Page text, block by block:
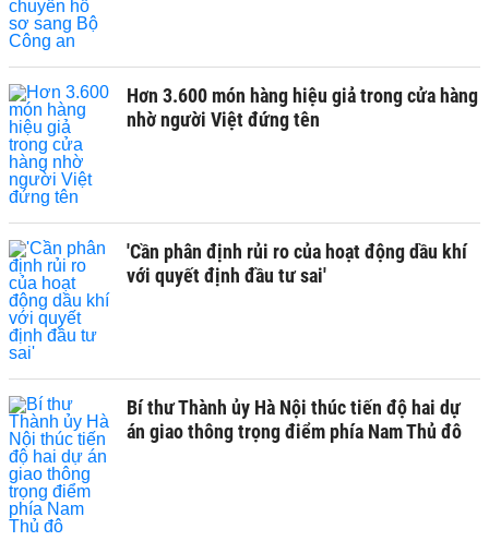
Hơn 3.600 món hàng hiệu giả trong cửa hàng
nhờ người Việt đứng tên
'Cần phân định rủi ro của hoạt động dầu khí
với quyết định đầu tư sai'
Bí thư Thành ủy Hà Nội thúc tiến độ hai dự
án giao thông trọng điểm phía Nam Thủ đô